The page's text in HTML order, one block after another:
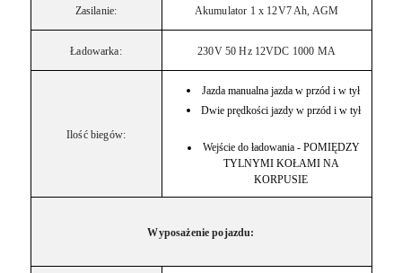
Zasilanie: Akumulator 1 x 12V7 Ah, AGM
Ładowarka: 230V 50 Hz 12VDC 1000 MA
Ilość biegów:
Jazda manualna jazda w przód i w tył
Dwie prędkości jazdy w przód i w tył
Wejście do ładowania - POMIĘDZY
TYLNYMI KOŁAMI NA
KORPUSIE
Wyposażenie pojazdu: